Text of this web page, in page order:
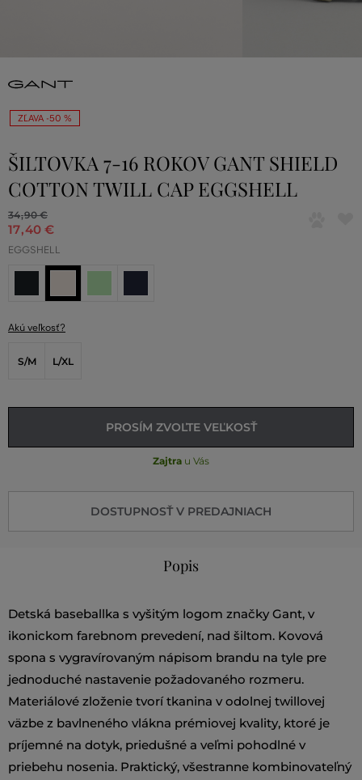
ZĽAVA -50 %
ŠILTOVKA 7-16 ROKOV GANT SHIELD
COTTON TWILL CAP EGGSHELL
34,90 €
17,40 €
EGGSHELL
Akú veľkosť?
S/M L/XL
PROSÍM ZVOĽTE VEĽKOSŤ
Zajtra u Vás
DOSTUPNOSŤ V PREDAJNIACH
Popis
Detská baseballka s vyšitým logom značky Gant, v
ikonickom farebnom prevedení, nad šiltom. Kovová
spona s vygravírovaným nápisom brandu na tyle pre
jednoduché nastavenie požadovaného rozmeru.
Materiálové zloženie tvorí tkanina v odolnej twillovej
väzbe z bavlneného vlákna prémiovej kvality, ktoré je
príjemné na dotyk, priedušné a veľmi pohodlné v
priebehu nosenia. Praktický, všestranne kombinovateľný